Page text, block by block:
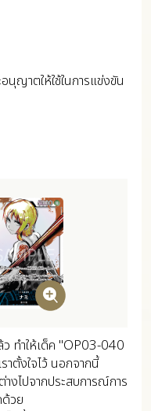
นุญาตให้ใช้ในการแข่งขัน
ว ทำให้เด็ค "OP03-040
ตั้งใจไว้ นอกจากนี้
งไปจากประสบการณ์การ
วย